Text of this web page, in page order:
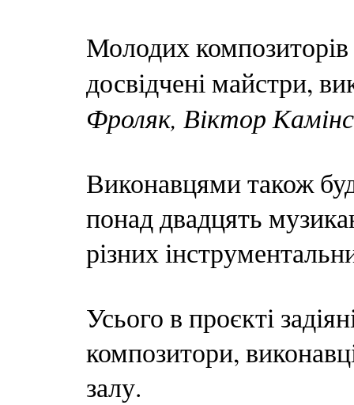
Молодих
досвідчені майстри,
Фроляк, Віктор
Виконавцями також
понад двадцять
різних
Усього в проєкті
композитори,
залу.